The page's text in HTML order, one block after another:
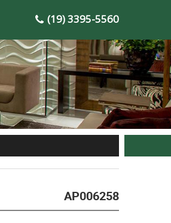
(19) 3395-5560
AP006258